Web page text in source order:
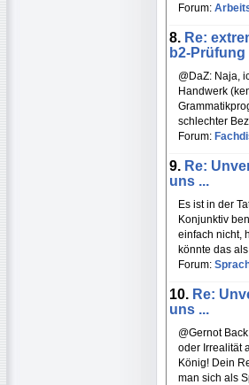
Forum:
8. Re:
b2-Prüfung
@DaZ: Naja,
Handwerk
schlechter
Forum:
9. Re:
uns ...
Es ist in der
Konjunktiv
einfach nicht,
könnte das
Forum:
10. Re:
uns ...
@Gernot
oder Irrealität
König! Dein
man sich als